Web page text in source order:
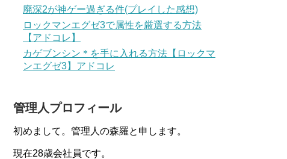
廃深2が神ゲー過ぎる件(プレイした感想)
ロックマンエグゼ3で属性を厳選する方法
【アドコレ】
カゲブンシン＊を手に入れる方法【ロックマ
ンエグゼ3】アドコレ
管理人プロフィール
初めまして。管理人の森羅と申します。
現在28歳会社員です。